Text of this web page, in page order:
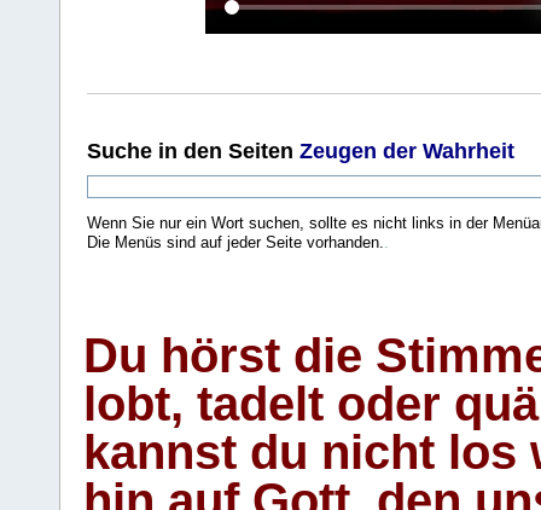
Suche in den Seiten Zeugen der Wahrheit
Wenn Sie nur ein Wort suchen, sollte es nicht links in der
Die Menüs sind auf jeder Seite vorhanden..
Du hörst die
lobt, tadelt oder
kannst du nicht los